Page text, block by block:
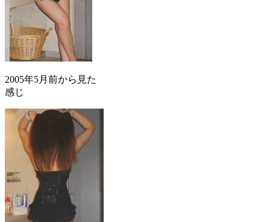
2005年5月前から見た
感じ